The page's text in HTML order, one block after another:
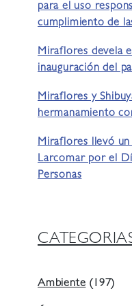
para el uso
cumplimiento de
Miraflores devela
inauguración del
Miraflores y
hermanamiento
Miraflores llevó
Larcomar por el
Personas
Ambiente (197)